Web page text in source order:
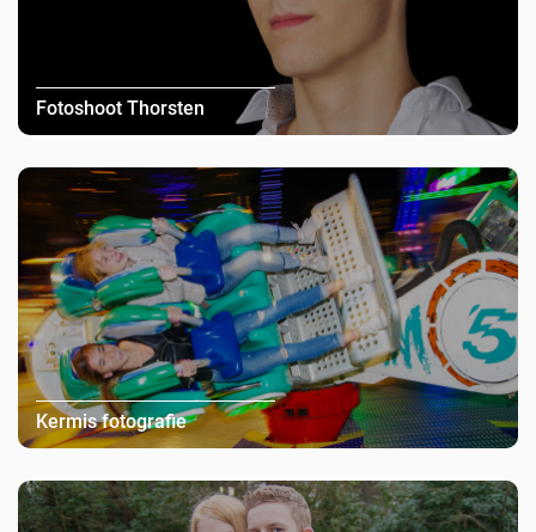
Fotoshoot Thorsten
Kermis fotografie